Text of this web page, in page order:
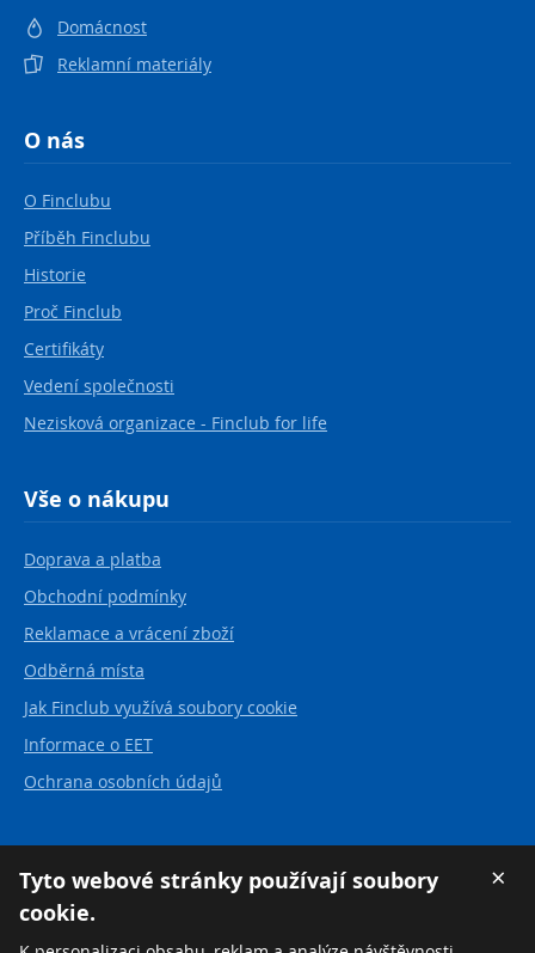
Domácnost
Reklamní materiály
O nás
O Finclubu
Příběh Finclubu
Historie
Proč Finclub
Certifikáty
Vedení společnosti
Nezisková organizace - Finclub for life
Vše o nákupu
Doprava a platba
Obchodní podmínky
Reklamace a vrácení zboží
Odběrná místa
Jak Finclub využívá soubory cookie
Informace o EET
Ochrana osobních údajů
FINCLUB plus, a.s.
Karvinská 21
×
Tyto webové stránky používají soubory
cookie.